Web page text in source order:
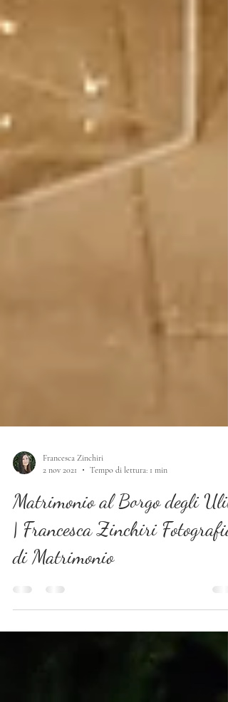
2 nov 2021
Tempo di lettura: 1 min
Matrimonio al Borgo degli Ulivi
| Francesca Zinchiri Fotografia
di Matrimonio